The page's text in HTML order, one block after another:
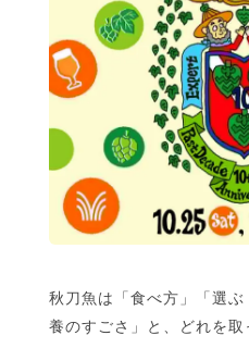
秋刀魚は「食べ方」「選
養のすごさ」と、どれを取